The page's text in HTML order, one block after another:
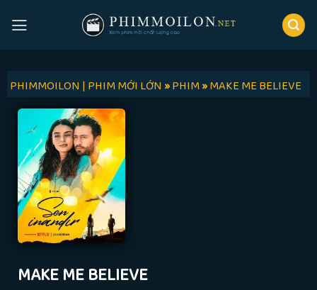
PHIMMOILON | PHIM MỚI LỚN»PHIM»MAKE ME BELIEVE
MAKE ME BELIEVE